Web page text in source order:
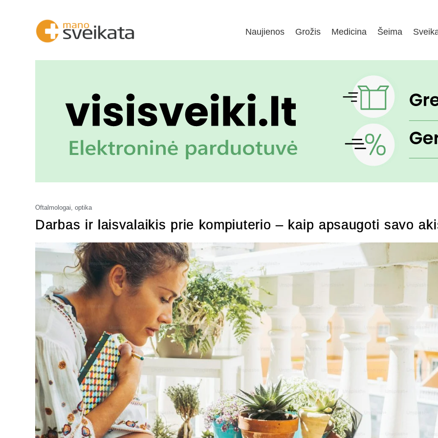
Naujienos Grožis Medicina Šeima
Oftalmologai, optika
Darbas ir laisvalaikis prie kompiuterio – kaip apsaugoti savo